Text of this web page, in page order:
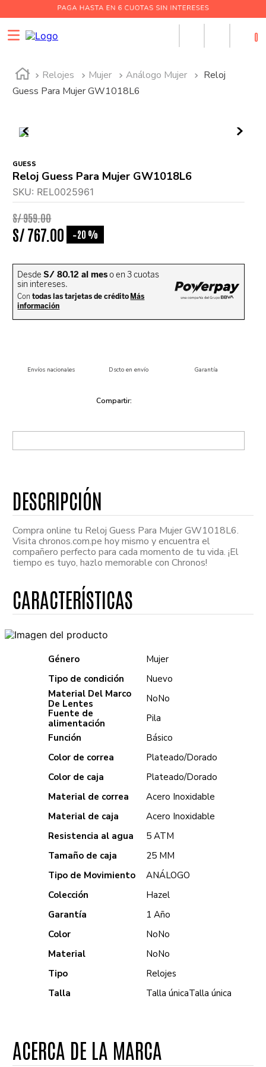
0
Relojes Mujer Análogo Mujer
Reloj
Guess Para Mujer GW1018L6
GUESS
Reloj Guess Para Mujer GW1018L6
SKU: REL0025961
S/959.00
S/767. 00 -20 %
Envíos nacionales Dscto en envío Garantía
Compra online tu Reloj Guess Para Mujer GW1018L6.
Visita chronos.com.pe hoy mismo y encuentra el
compañero perfecto para cada momento de tu vida. ¡El
tiempo es tuyo, hazlo memorable con Chronos!
Género
Mujer
Tipo de condición
Nuevo
Material Del Marco
De Lentes
NoNo
Fuente de
alimentación
Pila
Función
Básico
Color de correa
Plateado/Dorado
Color de caja
Plateado/Dorado
Material de correa
Acero Inoxidable
Material de caja
Acero Inoxidable
Resistencia al agua
5 ATM
Tamaño de caja
25 MM
Tipo de Movimiento
ANÁLOGO
Colección
Hazel
Garantía
1 Año
Color
NoNo
Material
NoNo
Tipo
Relojes
Talla
Talla únicaTalla única
ACERCA DE LA MARCA